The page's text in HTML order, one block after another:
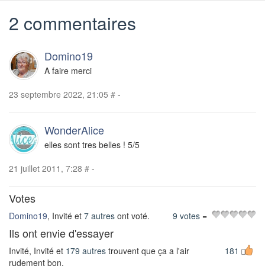
2 commentaires
Domino19
A faire merci
23 septembre 2022, 21:05 # -
WonderAlice
elles sont tres belles ! 5/5
21 juillet 2011, 7:28 # -
Votes
Domino19, Invité et 7 autres ont voté. =
9 votes
Ils ont envie d'essayer
181
Invité, Invité et 179 autres trouvent que ça a l'air
rudement bon.